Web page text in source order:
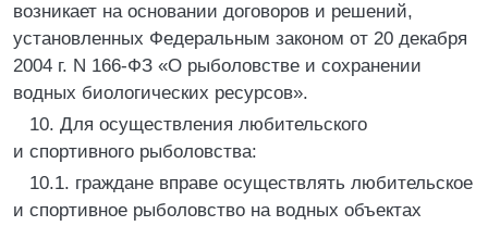
возникает на основании договоров и решений,
установленных Федеральным законом от 20 декабря
2004 г. N 166-ФЗ «О рыболовстве и сохранении
водных биологических ресурсов».
10. Для осуществления любительского
и спортивного рыболовства:
10.1. граждане вправе осуществлять любительское
и спортивное рыболовство на водных объектах